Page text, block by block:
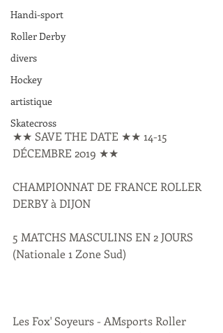
Handi-sport
Roller Derby
divers
Hockey
artistique
Skatecross
★★ SAVE THE DATE ★★ 14-15
DÉCEMBRE 2019 ★★
CHAMPIONNAT DE FRANCE ROLLER
DERBY à DIJON
5 MATCHS MASCULINS EN 2 JOURS
(Nationale 1 Zone Sud)
Les Fox' Soyeurs - AMsports Roller